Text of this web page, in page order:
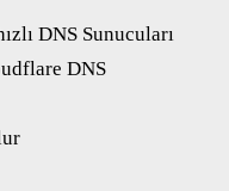
DNS Sunucuları
DNS